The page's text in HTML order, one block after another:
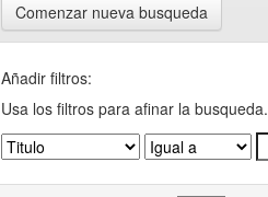
Comenzar nueva busqueda
Añadir filtros:
Usa los filtros para afinar la busqueda.